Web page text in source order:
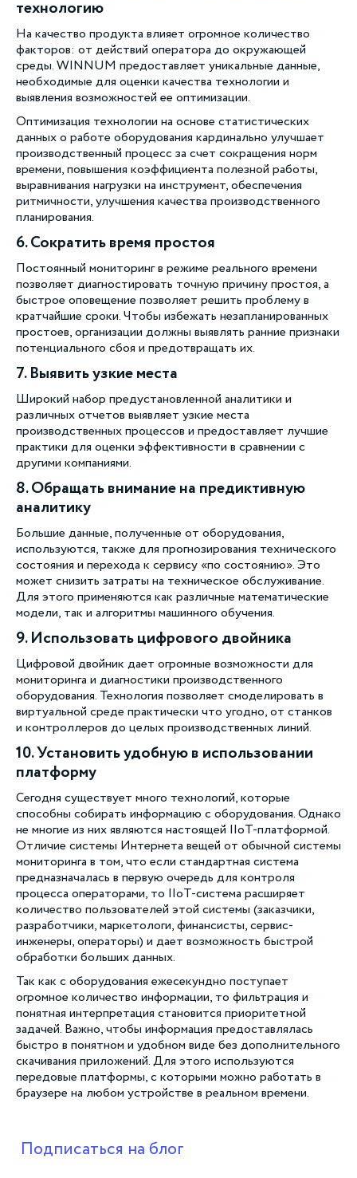
технологию
На качество продукта влияет огромное количество
факторов: от действий оператора до окружающей
среды. WINNUM предоставляет уникальные данные,
необходимые для оценки качества технологии и
выявления возможностей ее оптимизации.
Оптимизация технологии на основе статистических
данных о работе оборудования кардинально улучшает
производственный процесс за счет сокращения норм
времени, повышения коэффициента полезной работы,
выравнивания нагрузки на инструмент, обеспечения
ритмичности, улучшения качества производственного
планирования.
6. Сократить время простоя
Постоянный мониторинг в режиме реального времени
позволяет диагностировать точную причину простоя, а
быстрое оповещение позволяет решить проблему в
кратчайшие сроки. Чтобы избежать незапланированных
простоев, организации должны выявлять ранние признаки
потенциального сбоя и предотвращать их.
7. Выявить узкие места
Широкий набор предустановленной аналитики и
различных отчетов выявляет узкие места
производственных процессов и предоставляет лучшие
практики для оценки эффективности в сравнении с
другими компаниями.
8. Обращать внимание на предиктивную
аналитику
Большие данные, полученные от оборудования,
используются, также для прогнозирования технического
состояния и перехода к сервису «по состоянию». Это
может снизить затраты на техническое обслуживание.
Для этого применяются как различные математические
модели, так и алгоритмы машинного обучения.
9. Использовать цифрового двойника
Цифровой двойник дает огромные возможности для
мониторинга и диагностики производственного
оборудования. Технология позволяет смоделировать в
виртуальной среде практически что угодно, от станков
и контроллеров до целых производственных линий.
10. Установить удобную в использовании
платформу
Сегодня существует много технологий, которые
способны собирать информацию с оборудования. Однако
не многие из них являются настоящей IIoT-платформой.
Отличие системы Интернета вещей от обычной системы
мониторинга в том, что если стандартная система
предназначалась в первую очередь для контроля
процесса операторами, то IIoT-система расширяет
количество пользователей этой системы (заказчики,
разработчики, маркетологи, финансисты, сервис-
инженеры, операторы) и дает возможность быстрой
обработки больших данных.
Так как с оборудования ежесекундно поступает
огромное количество информации, то фильтрация и
понятная интерпретация становится приоритетной
задачей. Важно, чтобы информация предоставлялась
быстро в понятном и удобном виде без дополнительного
скачивания приложений. Для этого используются
передовые платформы, с которыми можно работать в
браузере на любом устройстве в реальном времени.
Подписаться на блог